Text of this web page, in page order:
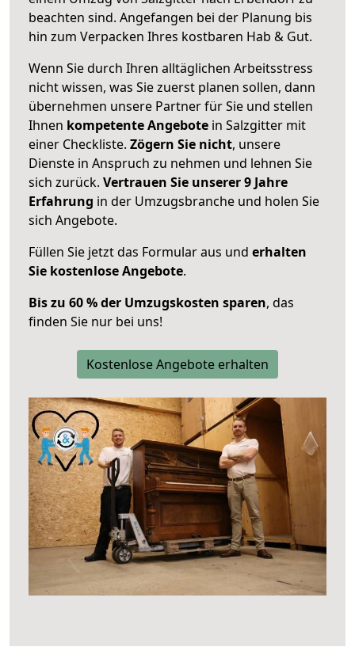
beachten sind. Angefangen bei der Planung bis
hin zum Verpacken Ihres kostbaren Hab & Gut.
Wenn Sie durch Ihren alltäglichen Arbeitsstress
nicht wissen, was Sie zuerst planen sollen, dann
übernehmen unsere Partner für Sie und stellen
Ihnen kompetente Angebote in Salzgitter mit
einer Checkliste. Zögern Sie nicht, unsere
Dienste in Anspruch zu nehmen und lehnen Sie
sich zurück. Vertrauen Sie unserer 9 Jahre
Erfahrung in der Umzugsbranche und holen Sie
sich Angebote.
Füllen Sie jetzt das Formular aus und erhalten
Sie kostenlose Angebote.
Bis zu 60 % der Umzugskosten sparen, das
finden Sie nur bei uns!
Kostenlose Angebote erhalten